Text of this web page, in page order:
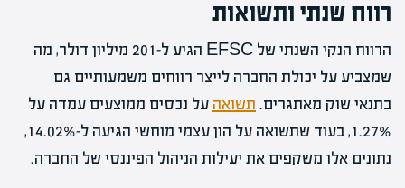
רווח שנתי ותשואות
הרווח הנקי השנתי של EFSC הגיע ל-201 מיליון דולר, מה
שמצביע על יכולת החברה לייצר רווחים משמעותיים גם
בתנאי שוק מאתגרים. תשואה על נכסים ממוצעים עמדה על
1.27%, בעוד שתשואה על הון עצמי מוחשי הגיעה ל-14.02%,
נתונים אלו משקפים את יעילות הניהול הפיננסי של החברה.